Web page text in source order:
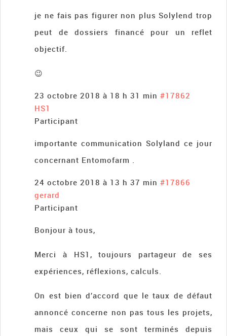
je ne fais pas figurer non plus Solylend trop
peut de dossiers financé pour un reflet
objectif.
😉
23 octobre 2018 à 18 h 31 min #17862
HS1
Participant
importante communication Solyland ce jour
concernant Entomofarm .
24 octobre 2018 à 13 h 37 min #17866
gerard
Participant
Bonjour à tous,
Merci à HS1, toujours partageur de ses
expériences, réflexions, calculs.
On est bien d’accord que le taux de défaut
annoncé concerne non pas tous les projets,
mais ceux qui se sont terminés depuis